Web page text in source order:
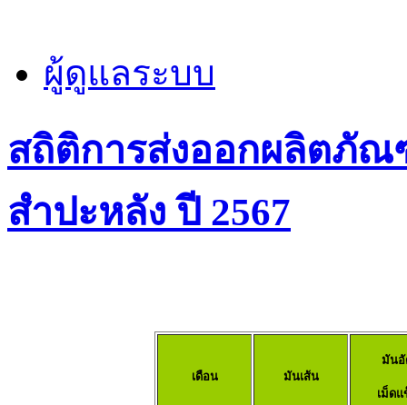
ผู้ดูแลระบบ
สถิติการส่งออกผลิตภั
สำปะหลัง ปี 2567
เดือน มันเส้น
มันอั
เม็ดแ